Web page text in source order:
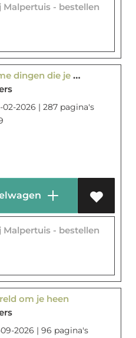
- bestellen
321 superslimme dingen die je moet weten voor je 13 wordt
2026 | 287 pagina's
- bestellen
om je heen
2026 | 96 pagina's